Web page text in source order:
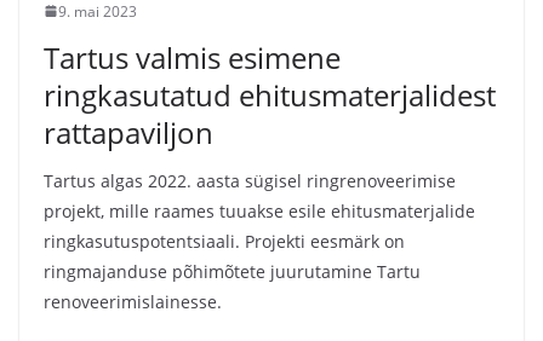
9. mai 2023
Tartus valmis esimene
ringkasutatud ehitusmaterjalidest
rattapaviljon
Tartus algas 2022. aasta sügisel ringrenoveerimise
projekt, mille raames tuuakse esile ehitusmaterjalide
ringkasutuspotentsiaali. Projekti eesmärk on
ringmajanduse põhimõtete juurutamine Tartu
renoveerimislainesse.